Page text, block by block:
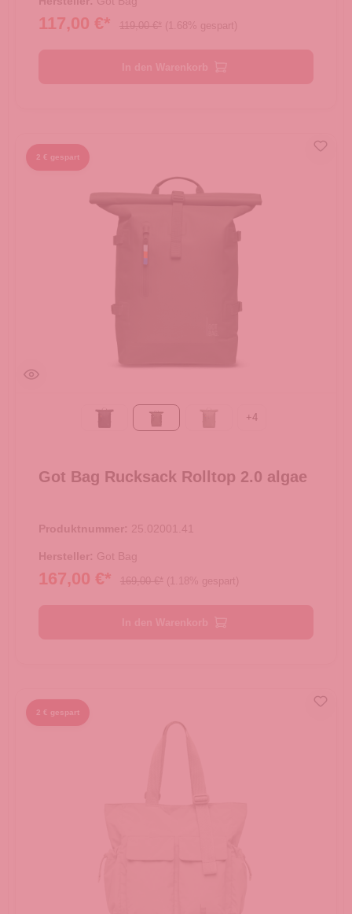
117,00 €* 119,00 €* (1.68% gespart)
2 € gespart
algae
+4
Got Bag Rucksack Rolltop 2.0 algae
Produktnummer: 25.02001.41
Hersteller: Got Bag
167,00 €* 169,00 €* (1.18% gespart)
2 € gespart